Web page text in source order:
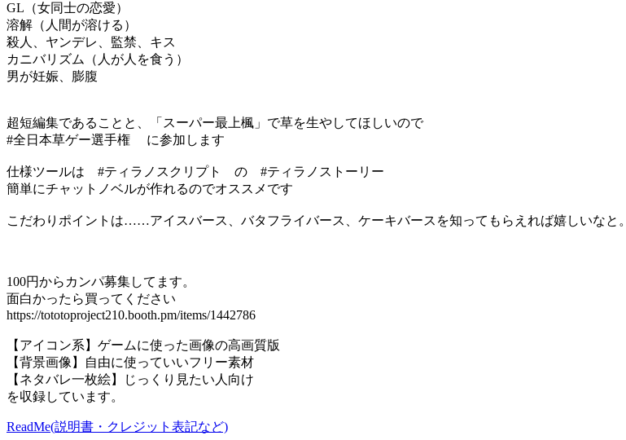
GL（女同士の恋愛）
溶解（人間が溶ける）
殺人、ヤンデレ、監禁、キス
カニバリズム（人が人を食う）
男が妊娠、膨腹
超短編集であることと、「スーパー最上楓」で草を生やしてほしいので
#全日本草ゲー選手権 に参加します
仕様ツールは #ティラノスクリプト の #ティラノストーリー
簡単にチャットノベルが作れるのでオススメです
こだわりポイントは……アイスバース、バタフライバース、ケーキバースを知ってもらえれば嬉しいなと。
100円からカンパ募集してます。
面白かったら買ってください
https://tototoproject210.booth.pm/items/1442786
【アイコン系】ゲームに使った画像の高画質版
【背景画像】自由に使っていいフリー素材
【ネタバレ一枚絵】じっくり見たい人向け
を収録しています。
ReadMe(説明書・クレジット表記など)